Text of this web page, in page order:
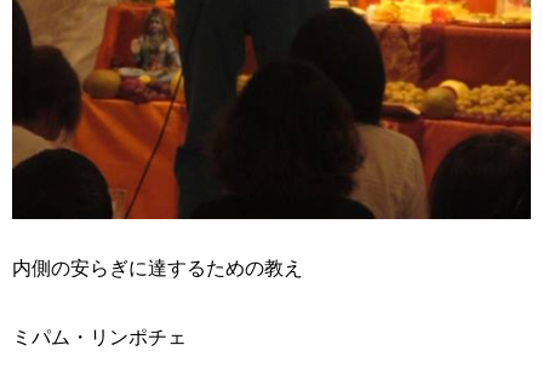
内側の安らぎに達するための教え
ミパム・リンポチェ